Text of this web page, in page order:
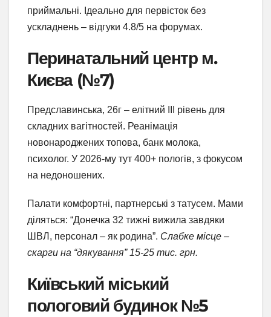
приймальні. Ідеально для первісток без
ускладнень – відгуки 4.8/5 на форумах.
Перинатальний центр м.
Києва (№7)
Предславинська, 26г – елітний III рівень для
складних вагітностей. Реанімація
новонароджених топова, банк молока,
психолог. У 2026-му тут 400+ пологів, з фокусом
на недоношених.
Палати комфортні, партнерські з татусем. Мами
діляться: “Донечка 32 тижні вижила завдяки
ШВЛ, персонал – як родина”. Слабке місце –
скарги на “дякування” 15-25 тис. грн.
Київський міський
пологовий будинок №5